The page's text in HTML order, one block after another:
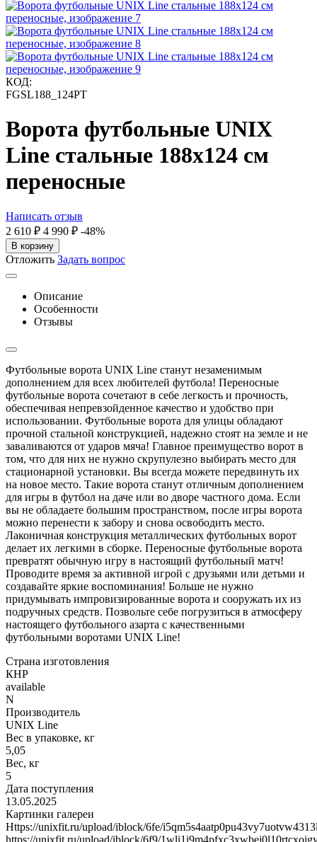
КОД:
FGSL188_124PT
Ворота футбольные UNIX
Line стальные 188x124 см
переносные
Написать отзыв
2 610 ₽ 4 990 ₽ -48%
В корзину
Отложить Задать вопрос
Описание
Особенности
Отзывы
Футбольные ворота UNIX Line станут незаменимым
дополнением для всех любителей футбола! Переносные
футбольные ворота сочетают в себе легкость и прочность,
обеспечивая непревзойденное качество и удобство при
использовании. Футбольные ворота для улицы обладают
прочной стальной конструкцией, надежно стоят на земле и не
заваливаются от ударов мяча! Главное преимущество ворот в
том, что для них не нужно скрупулезно выбирать место для
стационарной установки. Вы всегда можете передвинуть их
на новое место. Такие ворота станут отличным дополнением
для игры в футбол на даче или во дворе частного дома. Если
вы не обладаете большим пространством, после игры ворота
можно перенести к забору и снова освободить место.
Лаконичная конструкция металлических футбольных ворот
делает их легкими в сборке. Переносные футбольные ворота
превратят обычную игру в настоящий футбольный матч!
Проводите время за активной игрой с друзьями или детьми и
создавайте яркие воспоминания! Больше не нужно
придумывать импровизированные ворота и сооружать их из
подручных средств. Позвольте себе погрузиться в атмосферу
настоящего футбольного азарта с качественными
футбольными воротами UNIX Line!
Страна изготовления
КНР
available
N
Производитель
UNIX Line
Вес в упаковке, кг
5,05
Вес, кг
5
Дата поступления
13.05.2025
Картинки галереи
Https://unixfit.ru/upload/iblock/6fe/
https://unixfit.ru/upload/iblock/6f9/